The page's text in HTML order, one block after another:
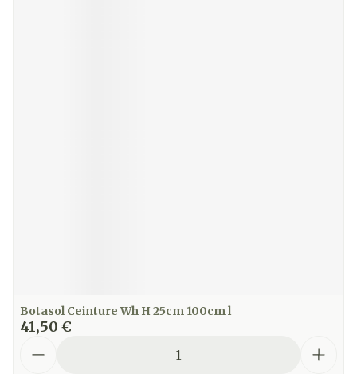
Botasol Ceinture Wh H 25cm 100cm l
41,50 €